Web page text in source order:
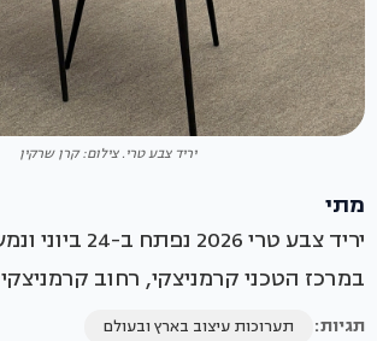
יריד צבע טרי. צילום: קרן שרקין
מתי
במרכז הטכני קרמניצקי, רחוב קרמניצקי 7, תל אביב.
תגיות: תערוכות עיצוב בארץ ובעולם